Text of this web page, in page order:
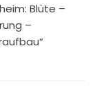
Blüte –
–